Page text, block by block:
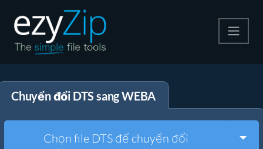
Giải nén
Chuyển đổi DTS sang WEBA
Chọn file DTS để chuyển đổi